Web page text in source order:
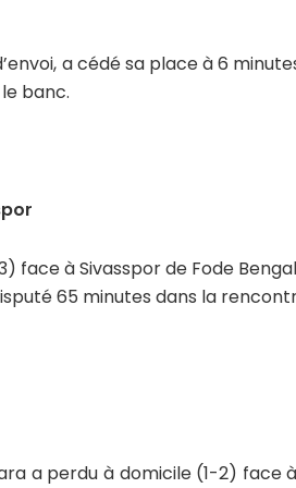
a cédé sa place à 6
banc.
face à Sivasspor de Fode
65 minutes dans la
a perdu à domicile (1-2) face